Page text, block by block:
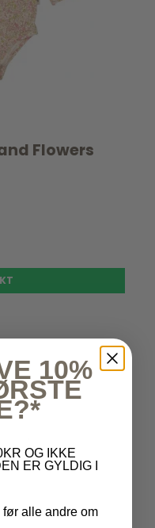
Flowers
10%
OG IKKE
ER GYLDIG I
alle andre om